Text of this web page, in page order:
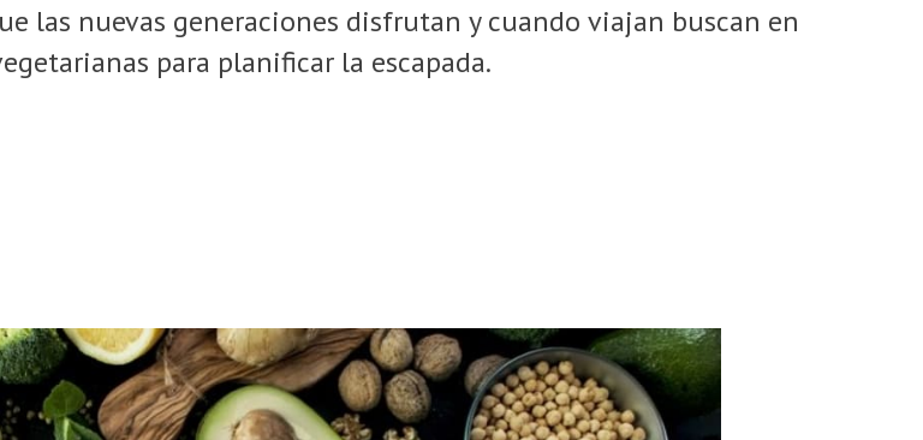
las nuevas generaciones disfrutan y cuando viajan buscan en
para planificar la escapada.